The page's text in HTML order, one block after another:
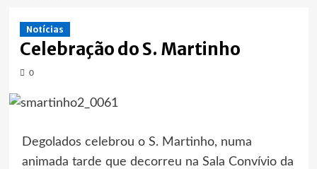
Notícias
Celebração do S. Martinho
0
Degolados celebrou o S. Martinho, numa
animada tarde que decorreu na Sala Convívio da